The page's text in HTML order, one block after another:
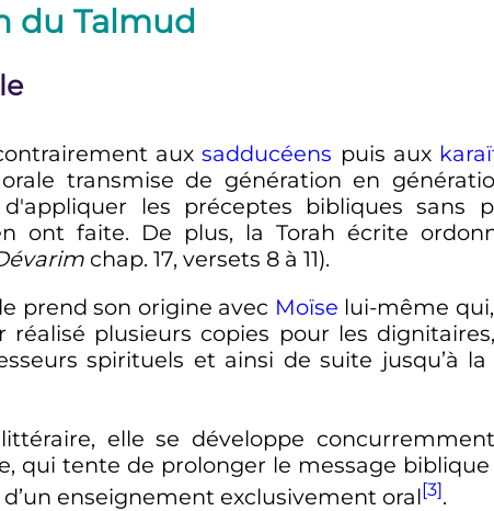
du Talmud
auxsadducéens puis aux
transmise de génération en
les préceptes bibliques sans
ont faite. De plus, la Torah écrite
chap. 17, versets 8 à 11).
prend son origine avec Moïse lui-même
plusieurs copies pour les
spirituels et ainsi de suite jusqu’à
elle se développe
qui tente de prolonger le message
enseignement exclusivement oral[3].